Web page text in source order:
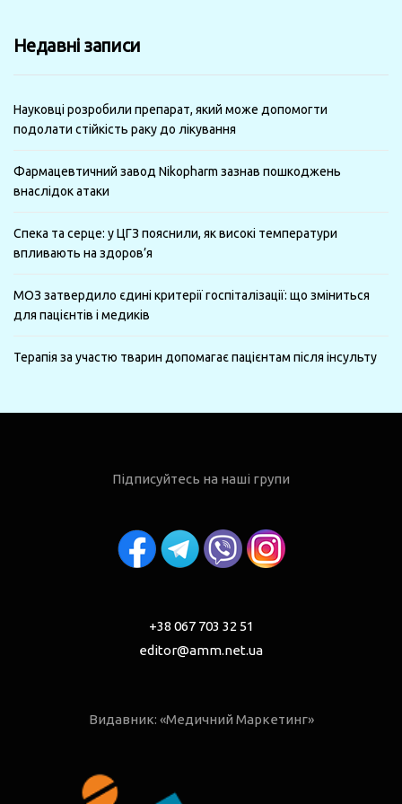
місяці
Недавні записи
Науковці розробили препарат, який може допомогти
подолати стійкість раку до лікування
Фармацевтичний завод Nikopharm зазнав пошкоджень
внаслідок атаки
Спека та серце: у ЦГЗ пояснили, як високі температури
впливають на здоров’я
МОЗ затвердило єдині критерії госпіталізації: що зміниться
для пацієнтів і медиків
Терапія за участю тварин допомагає пацієнтам після інсульту
Підписуйтесь на наші групи
+38 067 703 32 51
editor@amm.net.ua
Видавник: «Медичний Маркетинг»